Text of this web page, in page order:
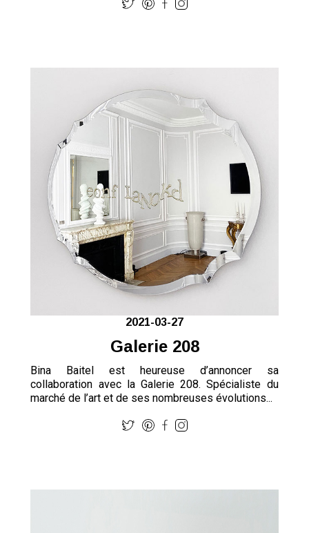
2021-03-27
Galerie 208
Bina Baitel est heureuse d’annoncer sa
collaboration avec la Galerie 208. Spécialiste du
marché de l’art et de ses nombreuses évolutions...